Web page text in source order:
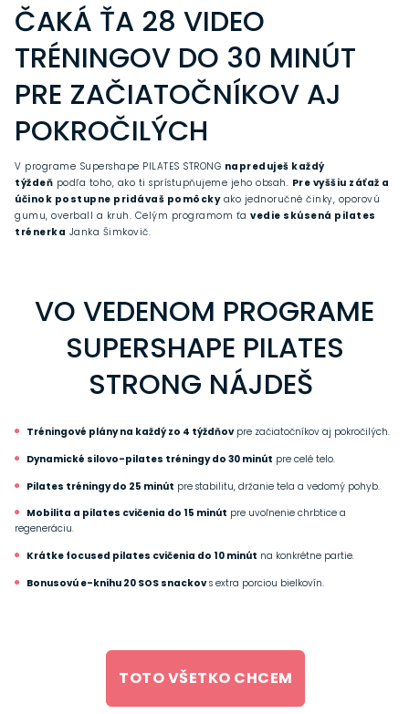
ČAKÁ ŤA 28 VIDEO
TRÉNINGOV DO 30 MINÚT
PRE ZAČIATOČNÍKOV AJ
POKROČILÝCH
V programe Supershape PILATES STRONG napreduješ každý
týždeň podľa toho, ako ti sprístupňujeme jeho obsah. Pre vyššiu záťaž a
účinok postupne pridávaš pomôckyako jednoručné činky, oporovú
gumu, overball a kruh. Celým programom ťa vedie skúsená pilates
trénerka Janka Šimkovič.
VO VEDENOM PROGRAME
SUPERSHAPE PILATES
STRONG NÁJDEŠ
Tréningové plány na každý zo 4 týždňovpre začiatočníkov aj pokročilých.
Dynamické silovo-pilates tréningy do 30 minút pre celé telo.
Pilates tréningy do 25 minút pre stabilitu, držanie tela a vedomý pohyb.
Mobilita a pilates cvičenia do 15 minút pre uvoľnenie chrbtice a
regeneráciu.
Krátke focused pilates cvičenia do 10 minút na konkrétne partie.
Bonusovú e-knihu 20 SOS snackovs extra porciou bielkovín.
TOTO VŠETKO CHCEM